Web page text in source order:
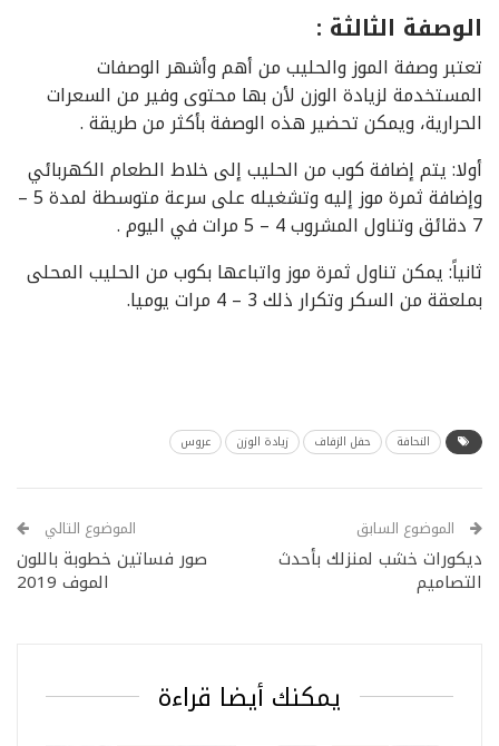
الوصفة الثالثة :
تعتبر وصفة الموز والحليب من أهم وأشهر الوصفات
المستخدمة لزيادة الوزن لأن بها محتوى وفير من السعرات
الحرارية، ويمكن تحضير هذه الوصفة بأكثر من طريقة .
أولا: يتم إضافة كوب من الحليب إلى خلاط الطعام الكهربائي
وإضافة ثمرة موز إليه وتشغيله على سرعة متوسطة لمدة 5 –
7 دقائق وتناول المشروب 4 – 5 مرات في اليوم .
ثانياً: يمكن تناول ثمرة موز واتباعها بكوب من الحليب المحلى
بملعقة من السكر وتكرار ذلك 3 – 4 مرات يوميا.
النحافة حفل الزفاف زيادة الوزن عروس
الموضوع السابق
ديكورات خشب لمنزلك بأحدث
التصاميم
الموضوع التالي
صور فساتين خطوبة باللون
الموف 2019
يمكنك أيضا قراءة